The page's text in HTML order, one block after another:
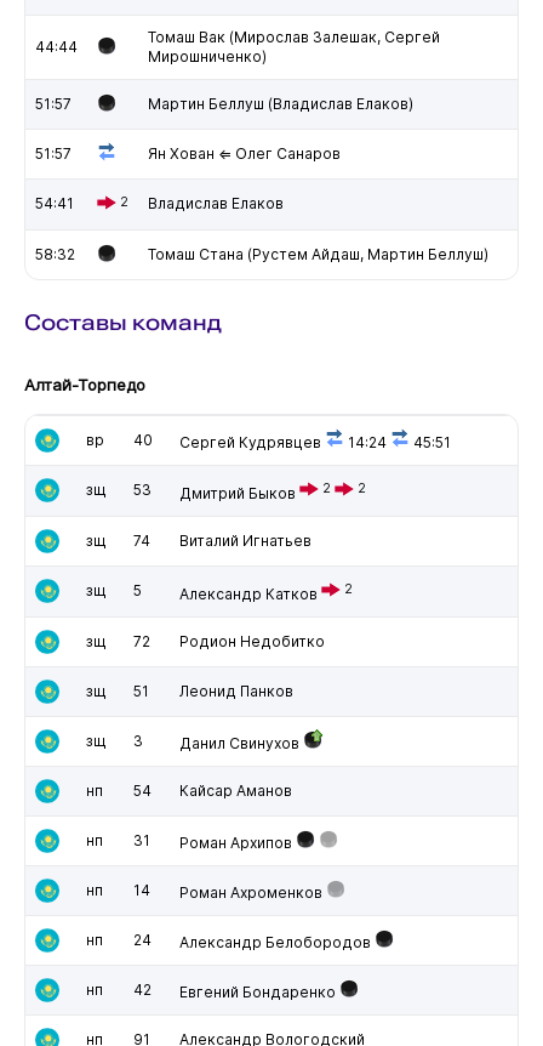
44:44
Томаш Вак (Мирослав Залешак, Сергей
Мирошниченко)
51:57 Мартин Беллуш (Владислав Елаков)
51:57 Ян Хован ⇐ Олег Санаров
54:41 2 Владислав Елаков
58:32 Томаш Стана (Рустем Айдаш, Мартин Беллуш)
Составы команд
Алтай-Торпедо
вр 40 Сергей Кудрявцев 14:24 45:51
зщ 53 Дмитрий Быков 2 2
зщ 74 Виталий Игнатьев
зщ 5 Александр Катков 2
зщ 72 Родион Недобитко
зщ 51 Леонид Панков
зщ 3 Данил Свинухов
нп 54 Кайсар Аманов
нп 31 Роман Архипов
нп 14 Роман Ахроменков
нп 24 Александр Белобородов
нп 42 Евгений Бондаренко
нп 91 Александр Вологодский